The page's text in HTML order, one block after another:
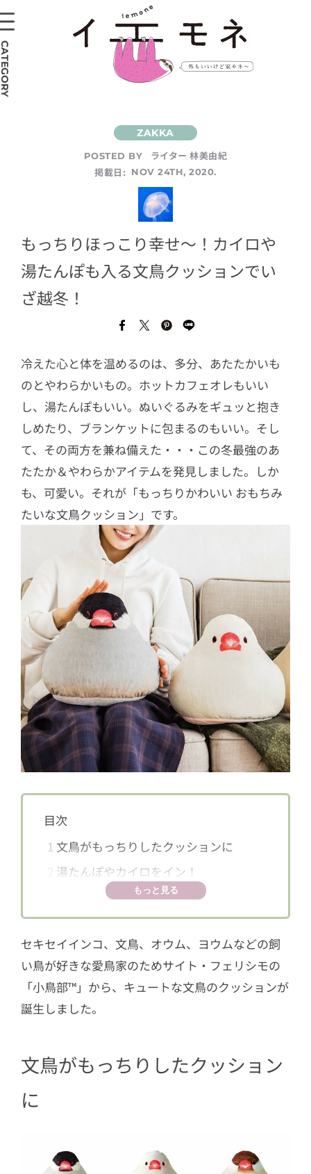
POSTED BY
ライター 林美由紀
掲載日:
NOV 24TH, 2020.
もっちりほっこり幸せ～！カイロや
湯たんぽも入る文鳥クッションでい
ざ越冬！
冷えた心と体を温めるのは、多分、あたたかいも
のとやわらかいもの。ホットカフェオレもいい
し、湯たんぽもいい。ぬいぐるみをギュッと抱き
しめたり、ブランケットに包まるのもいい。そし
て、その両方を兼ね備えた・・・この冬最強のあ
たたか＆やわらかアイテムを発見しました。しか
も、可愛い。それが「もっちりかわいい おもちみ
たいな文鳥クッション」です。
目次
1 文鳥がもっちりしたクッションに
2 湯たんぽやカイロをイン！
もっと見る
セキセイインコ、文鳥、オウム、ヨウムなどの飼
い鳥が好きな愛鳥家のためサイト・フェリシモの
「小鳥部™」から、キュートな文鳥のクッションが
誕生しました。
文鳥がもっちりしたクッション
に